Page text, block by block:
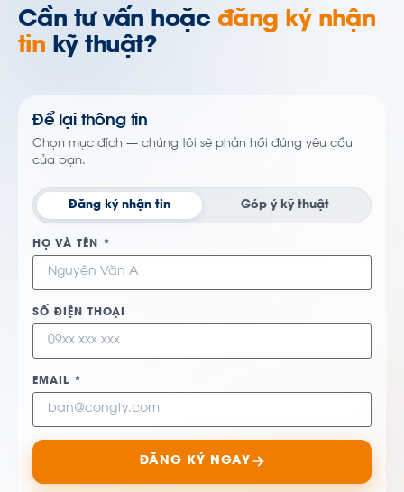
Cần tư vấn hoặc đăng ký nhận
tin kỹ thuật?
Để lại thông tin
Chọn mục đích — chúng tôi sẽ phản hồi đúng yêu cầu
của bạn.
Đăng ký nhận tin Góp ý kỹ thuật
HỌ VÀ TÊN *
SỐ ĐIỆN THOẠI
EMAIL *
ĐĂNG KÝ NGAY